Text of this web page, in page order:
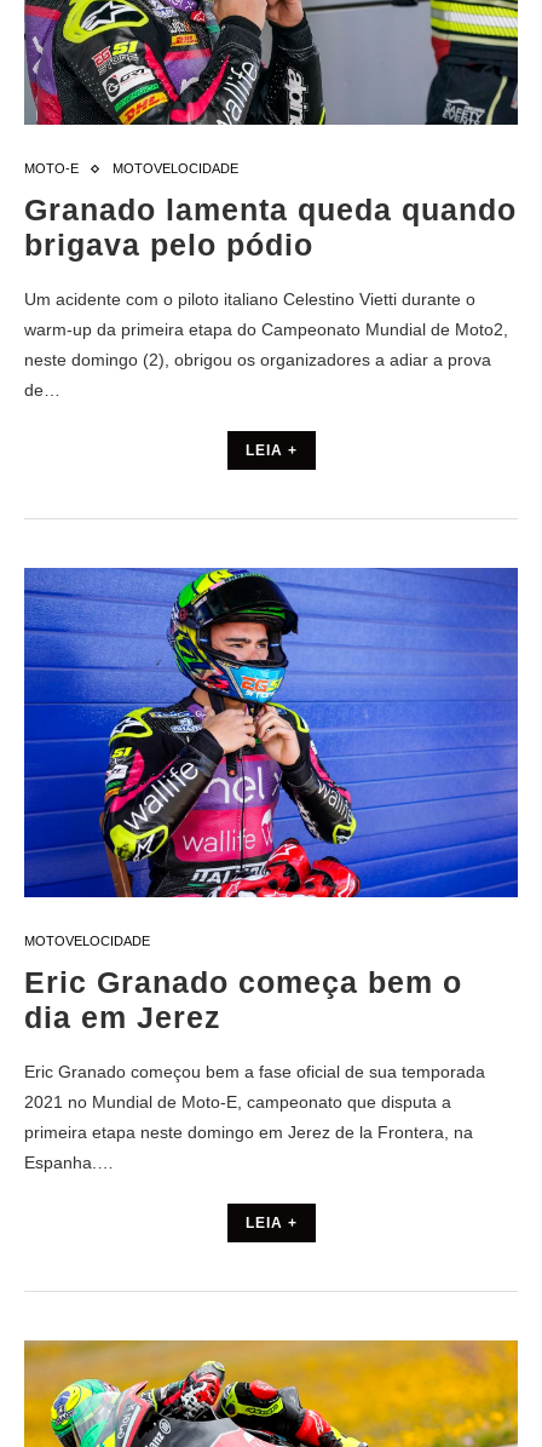
MOTO-E MOTOVELOCIDADE
Granado lamenta queda quando
brigava pelo pódio
Um acidente com o piloto italiano Celestino Vietti durante o
warm-up da primeira etapa do Campeonato Mundial de Moto2,
neste domingo (2), obrigou os organizadores a adiar a prova
de…
LEIA +
MOTOVELOCIDADE
Eric Granado começa bem o
dia em Jerez
Eric Granado começou bem a fase oficial de sua temporada
2021 no Mundial de Moto-E, campeonato que disputa a
primeira etapa neste domingo em Jerez de la Frontera, na
Espanha.…
LEIA +